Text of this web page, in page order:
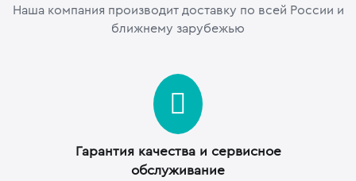
Наша компания производит доставку по всей России и
ближнему зарубежью
Гарантия качества и сервисное
обслуживание